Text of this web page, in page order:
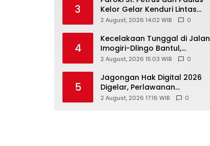
3
Kelor Gelar Kenduri Lintas
Iman, Perkuat Kerukunan di
2 August, 2026 14:02 WIB 0
4
Kecelakaan Tunggal di Jalan
Imogiri-Dlingo Bantul,
Daihatsu Xenia Terjun ke
2 August, 2026 15:03 WIB 0
5
Jagongan Hak Digital 2026
Digelar, Perlawanan
Terhadap Pembungkaman
2 August, 2026 17:16 WIB 0